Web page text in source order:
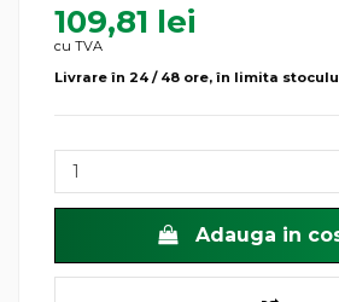
109,81 lei
cu TVA
Livrare în 24 / 48 ore, în limita
Adauga in